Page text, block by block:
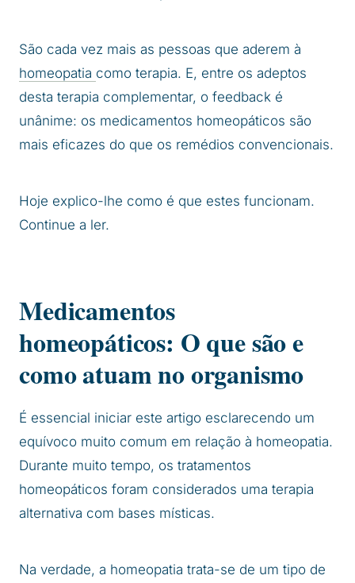
São cada vez mais as pessoas que aderem à
homeopatia como terapia. E, entre os adeptos
desta terapia complementar, o feedback é
unânime: os medicamentos homeopáticos são
mais eficazes do que os remédios convencionais.
Hoje explico-lhe como é que estes funcionam.
Continue a ler.
Medicamentos
homeopáticos: O que são e
como atuam no organismo
É essencial iniciar este artigo esclarecendo um
equívoco muito comum em relação à homeopatia.
Durante muito tempo, os tratamentos
homeopáticos foram considerados uma terapia
alternativa com bases místicas.
Na verdade, a homeopatia trata-se de um tipo de